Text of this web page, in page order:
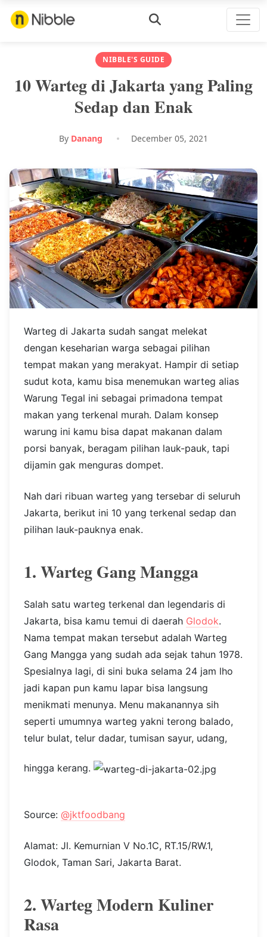
NIBBLE'S GUIDE
10 Warteg di Jakarta yang Paling
Sedap dan Enak
By Danang December 05, 2021
Warteg di Jakarta sudah sangat melekat
dengan keseharian warga sebagai pilihan
tempat makan yang merakyat. Hampir di setiap
sudut kota, kamu bisa menemukan warteg alias
Warung Tegal ini sebagai primadona tempat
makan yang terkenal murah. Dalam konsep
warung ini kamu bisa dapat makanan dalam
porsi banyak, beragam pilihan lauk-pauk, tapi
dijamin gak menguras dompet.
Nah dari ribuan warteg yang tersebar di seluruh
Jakarta, berikut ini 10 yang terkenal sedap dan
pilihan lauk-pauknya enak.
1. Warteg Gang Mangga
Salah satu warteg terkenal dan legendaris di
Jakarta, bisa kamu temui di daerah Glodok.
Nama tempat makan tersebut adalah Warteg
Gang Mangga yang sudah ada sejak tahun 1978.
Spesialnya lagi, di sini buka selama 24 jam lho
jadi kapan pun kamu lapar bisa langsung
menikmati menunya. Menu makanannya sih
seperti umumnya warteg yakni terong balado,
telur bulat, telur dadar, tumisan sayur, udang,
hingga kerang.
Source: @jktfoodbang
Alamat: Jl. Kemurnian V No.1C, RT.15/RW.1,
Glodok, Taman Sari, Jakarta Barat.
2. Warteg Modern Kuliner
Rasa